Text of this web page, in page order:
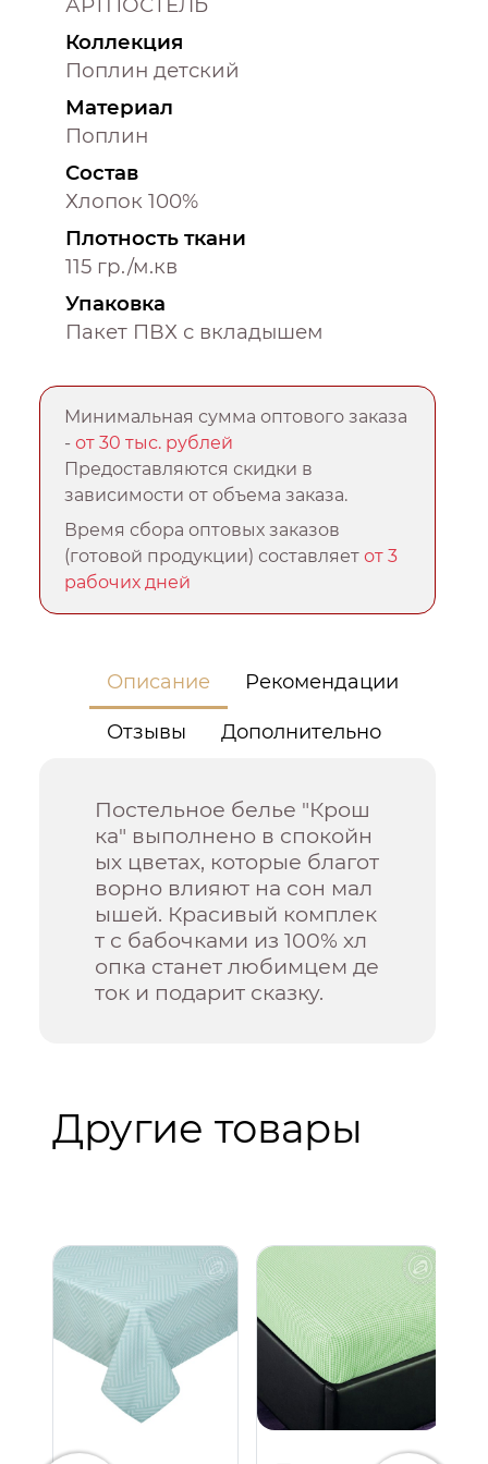
АРТПОСТЕЛЬ
Коллекция
Поплин детский
Материал
Поплин
Состав
Хлопок 100%
Плотность ткани
115 гр./м.кв
Упаковка
Пакет ПВХ с вкладышем
Минимальная сумма оптового заказа
-от 30 тыс. рублей
Предоставляются скидки в
зависимости от объема заказа.
Время сбора оптовых заказов
(готовой продукции) составляетот 3
рабочих дней
Описание Рекомендации
Отзывы Дополнительно
Постельное белье "Крош
ка" выполнено в спокойн
ых цветах, которые благот
ворно влияют на сон мал
ышей. Красивый комплек
т с бабочками из 100% хл
опка станет любимцем де
ток и подарит сказку.
Другие товары